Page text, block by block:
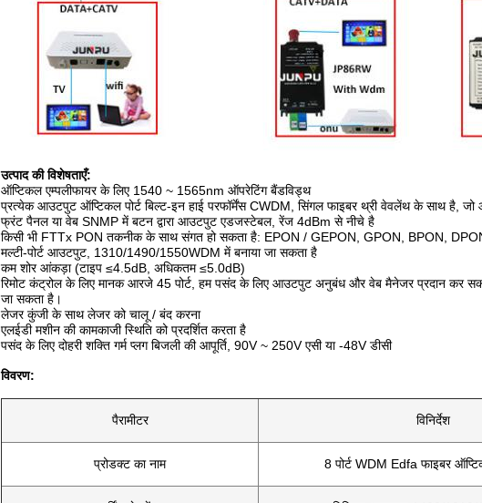
उत्पाद की विशेषताएँ:
ऑप्टिकल एम्पलीफायर के लिए 1540 ~ 1565nm ऑपरेटिंग बैंडविड्थ
प्रत्येक आउटपुट ऑप्टिकल पोर्ट बिल्ट-इन हाई परफॉर्मेंस CWDM, सिंगल फाइबर थ्री वेवलेंथ के साथ है,
फ्रंट पैनल या वेब SNMP में बटन द्वारा आउटपुट एडजस्टेबल, रेंज 4dBm से नीचे है
किसी भी FTTx PON तकनीक के साथ संगत हो सकता है: EPON / GEPON, GPON, BPON,
मल्टी-पोर्ट आउटपुट, 1310/1490/1550WDM में बनाया जा सकता है
कम शोर आंकड़ा (टाइप ≤4.5dB, अधिकतम ≤5.0dB)
रिमोट कंट्रोल के लिए मानक आरजे 45 पोर्ट, हम पसंद के लिए आउटपुट अनुबंध और वेब मैनेजर प्रदान कर
जा सकता है।
लेजर कुंजी के साथ लेजर को चालू / बंद करना
एलईडी मशीन की कामकाजी स्थिति को प्रदर्शित करता है
पसंद के लिए दोहरी शक्ति गर्म प्लग बिजली की आपूर्ति, 90V ~ 250V एसी या -48V डीसी
विवरण:
पैरामीटर विनिर्देश
प्रोडक्ट का नाम 8 पोर्ट WDM Edfa फाइबर